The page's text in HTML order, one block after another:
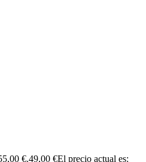
€.49,00 €El precio actual es: